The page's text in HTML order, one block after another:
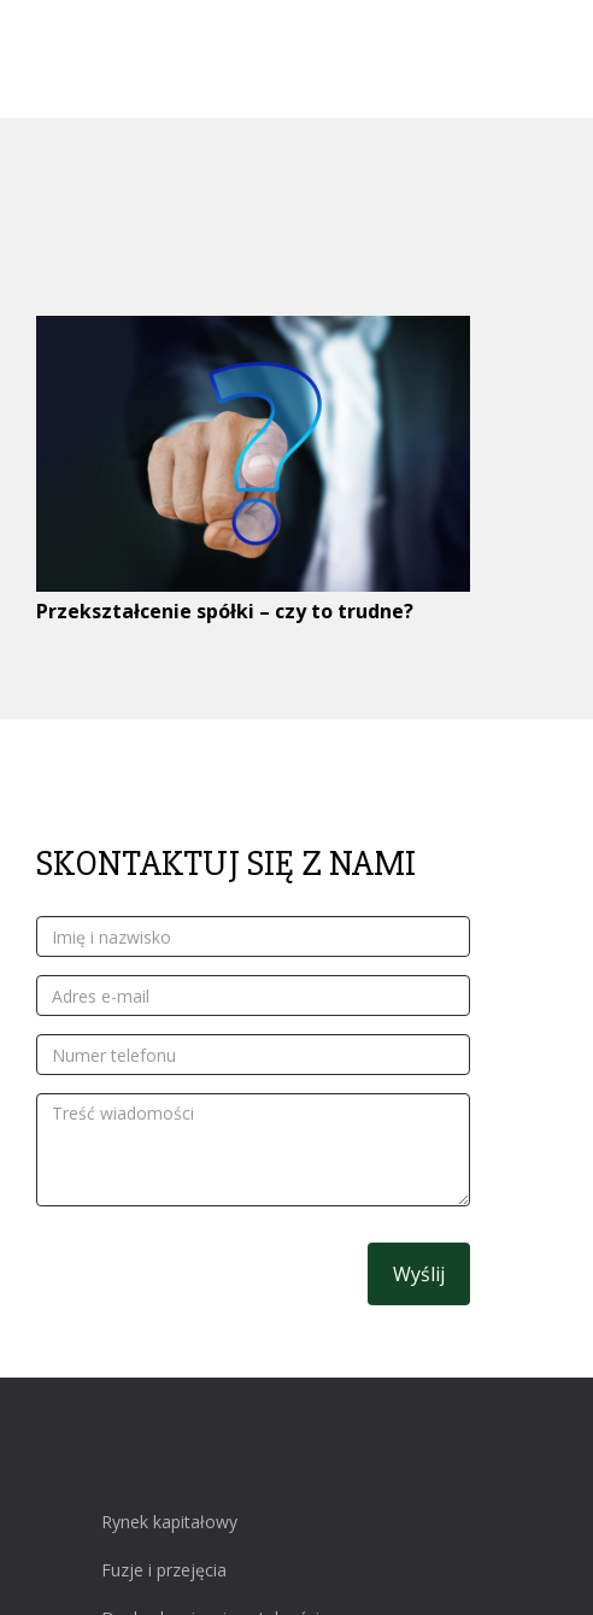
Przekształcenie spółki – czy to trudne?
SKONTAKTUJ SIĘ Z NAMI
Imię
i
nazwisko
Adres
e-
mail
Numer
telefonu
Treść
Rynek kapitałowy
Fuzje i przejęcia